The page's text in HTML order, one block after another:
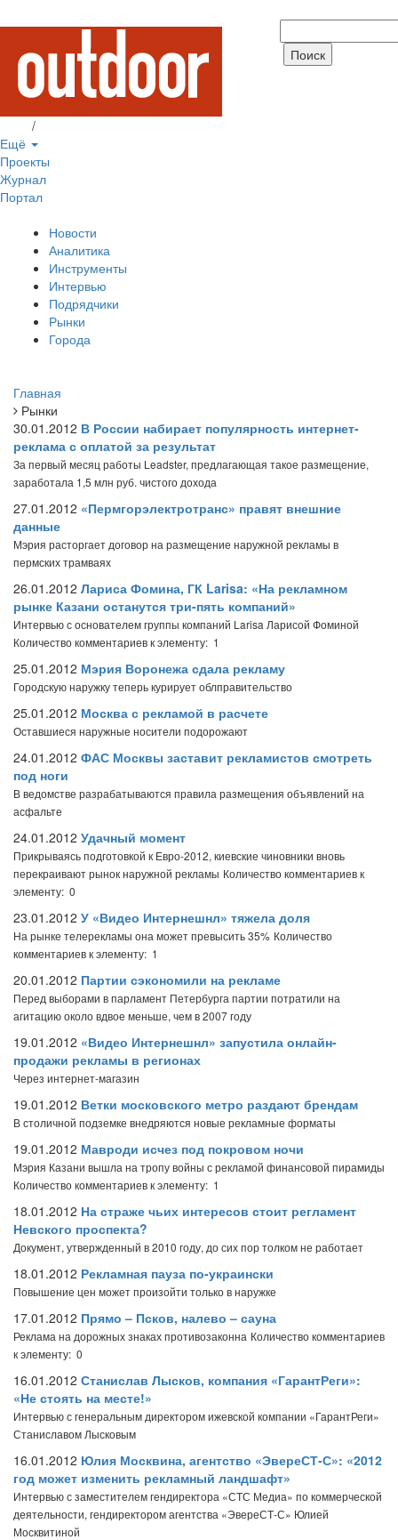
/
Ещё
Проекты
Журнал
Портал
Новости
Аналитика
Инструменты
Интервью
Подрядчики
Рынки
Города
Главная
Рынки
30.01.2012 В России набирает популярность интернет-
реклама с оплатой за результат
За первый месяц работы Leadster, предлагающая такое размещение,
заработала 1,5 млн руб. чистого дохода
27.01.2012 «Пермгорэлектротранс» правят внешние
данные
Мэрия расторгает договор на размещение наружной рекламы в
пермских трамваях
26.01.2012 Лариса Фомина, ГК Larisa: «На рекламном
рынке Казани останутся три-пять компаний»
Интервью с основателем группы компаний Larisa Ларисой Фоминой
Количество комментариев к элементу: 1
25.01.2012 Мэрия Воронежа сдала рекламу
Городскую наружку теперь курирует облправительство
25.01.2012 Москва с рекламой в расчете
Оставшиеся наружные носители подорожают
24.01.2012 ФАС Москвы заставит рекламистов смотреть
под ноги
В ведомстве разрабатываются правила размещения объявлений на
асфальте
24.01.2012 Удачный момент
Прикрываясь подготовкой к Евро-2012, киевские чиновники вновь
перекраивают рынок наружной рекламы Количество комментариев к
элементу: 0
23.01.2012 У «Видео Интернешнл» тяжела доля
На рынке телерекламы она может превысить 35% Количество
комментариев к элементу: 1
20.01.2012 Партии сэкономили на рекламе
Перед выборами в парламент Петербурга партии потратили на
агитацию около вдвое меньше, чем в 2007 году
19.01.2012 «Видео Интернешнл» запустила онлайн-
продажи рекламы в регионах
Через интернет-магазин
19.01.2012 Ветки московского метро раздают брендам
В столичной подземке внедряются новые рекламные форматы
19.01.2012 Мавроди исчез под покровом ночи
Мэрия Казани вышла на тропу войны с рекламой финансовой пирамиды
Количество комментариев к элементу: 1
18.01.2012 На страже чьих интересов стоит регламент
Невского проспекта?
Документ, утвержденный в 2010 году, до сих пор толком не работает
18.01.2012 Рекламная пауза по-украински
Повышение цен может произойти только в наружке
17.01.2012 Прямо – Псков, налево – сауна
Реклама на дорожных знаках противозаконна Количество комментариев
к элементу: 0
16.01.2012 Станислав Лысков, компания «Гарант­Реги»:
«Не стоять на месте!»
Интервью с генеральным директором ижевской компании «Гарант­Реги»
Станиславом Лысковым
16.01.2012 Юлия Москвина, агентство «ЭвереСТ-С»: «2012
год может изменить рекламный ландшафт»
Интервью с заместителем гендиректора «СТС Медиа» по коммерческой
деятельности, гендиректором агентства «ЭвереСТ-С» Юлией
Москвитиной